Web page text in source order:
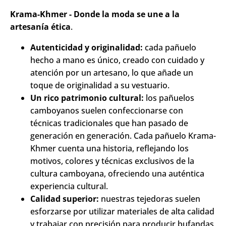
Krama-Khmer - Donde la moda se une a la
artesanía ética.
Autenticidad y originalidad: cada pañuelo
hecho a mano es único, creado con cuidado y
atención por un artesano, lo que añade un
toque de originalidad a su vestuario.
Un rico patrimonio cultural: los pañuelos
camboyanos suelen confeccionarse con
técnicas tradicionales que han pasado de
generación en generación. Cada pañuelo Krama-
Khmer cuenta una historia, reflejando los
motivos, colores y técnicas exclusivos de la
cultura camboyana, ofreciendo una auténtica
experiencia cultural.
Calidad superior: nuestras tejedoras suelen
esforzarse por utilizar materiales de alta calidad